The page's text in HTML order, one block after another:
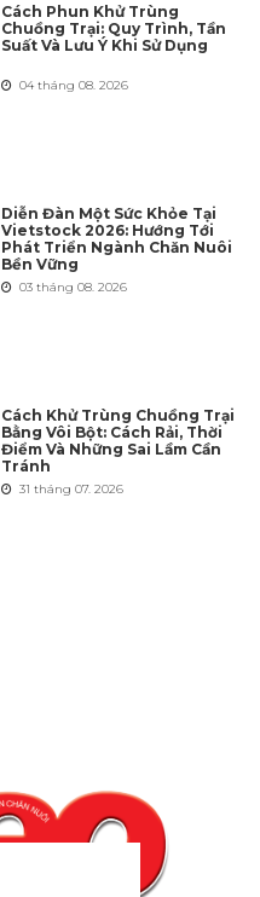
Cách Phun Khử Trùng
Chuồng Trại: Quy Trình, Tần
Suất Và Lưu Ý Khi Sử Dụng
04 tháng 08. 2026
Diễn Đàn Một Sức Khỏe Tại
Vietstock 2026: Hướng Tới
Phát Triển Ngành Chăn Nuôi
Bền Vững
03 tháng 08. 2026
Cách Khử Trùng Chuồng Trại
Bằng Vôi Bột: Cách Rải, Thời
Điểm Và Những Sai Lầm Cần
Tránh
31 tháng 07. 2026